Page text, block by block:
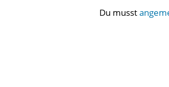
Du musst